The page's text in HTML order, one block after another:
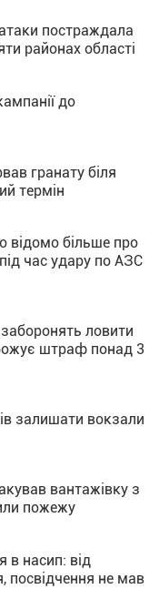
постраждала
районах області
до
гранату біля
термін
відомо більше про
час удару по АЗС
ловити
штраф понад 3
залишати вокзали
вантажівку з
пожежу
в насип: від
посвідчення не мав